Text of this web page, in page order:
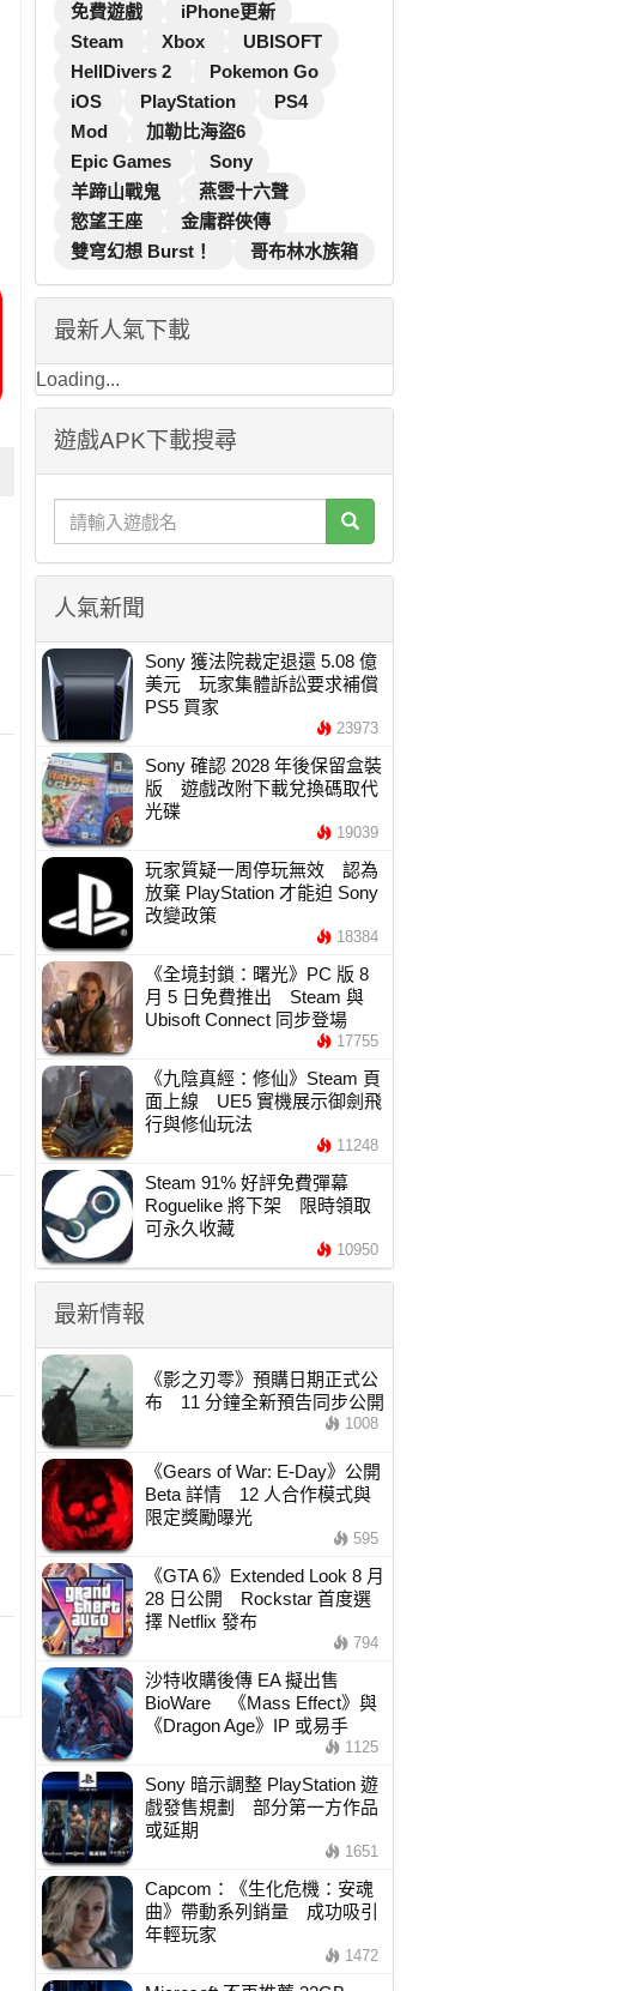
免費遊戲
iPhone更新
Steam
Xbox
UBISOFT
HellDivers 2
Pokemon Go
iOS
PlayStation
PS4
Mod
加勒比海盜6
Epic Games
Sony
羊蹄山戰鬼
燕雲十六聲
慾望王座
金庸群俠傳
雙穹幻想 Burst！
哥布林水族箱
最新人氣下載
Loading...
遊戲APK下載搜尋
人氣新聞
Sony 獲法院裁定退還 5.08 億
美元 玩家集體訴訟要求補償
PS5 買家
23973
Sony 確認 2028 年後保留盒裝
版 遊戲改附下載兌換碼取代
光碟
19039
玩家質疑一周停玩無效 認為
放棄 PlayStation 才能迫 Sony
改變政策
18384
《全境封鎖：曙光》PC 版 8
月 5 日免費推出 Steam 與
Ubisoft Connect 同步登場
17755
《九陰真經：修仙》Steam 頁
面上線 UE5 實機展示御劍飛
行與修仙玩法
11248
Steam 91% 好評免費彈幕
Roguelike 將下架 限時領取
可永久收藏
10950
最新情報
《影之刃零》預購日期正式公
布 11 分鐘全新預告同步公開
1008
《Gears of War: E-Day》公開
Beta 詳情 12 人合作模式與
限定獎勵曝光
595
《GTA 6》Extended Look 8 月
28 日公開 Rockstar 首度選
擇 Netflix 發布
794
沙特收購後傳 EA 擬出售
BioWare 《Mass Effect》與
《Dragon Age》IP 或易手
1125
Sony 暗示調整 PlayStation 遊
戲發售規劃 部分第一方作品
或延期
1651
Capcom：《生化危機：安魂
曲》帶動系列銷量 成功吸引
年輕玩家
1472